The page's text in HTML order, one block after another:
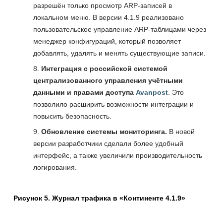
разрешён только просмотр ARP-записей в
локальном меню. В версии 4.1.9 реализовано
пользовательское управление ARP-таблицами через
менеджер конфигураций, который позволяет
добавлять, удалять и менять существующие записи.
Интеграция с российской системой
централизованного управления учётными
данными и правами доступа Avanpost. Это
позволило расширить возможности интеграции и
повысить безопасность.
Обновление системы мониторинга. В новой
версии разработчики сделали более удобный
интерфейс, а также увеличили производительность
логирования.
Рисунок 5. Журнал трафика в «Континенте 4.1.9»